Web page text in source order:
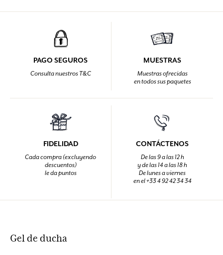
PAGO SEGUROS
Consulta nuestros T&C
MUESTRAS
Muestras ofrecidas
en todos sus paquetes
FIDELIDAD
Cada compra (excluyendo
descuentos)
le da puntos
CONTÁCTENOS
De las 9 a las 12 h
y de las 14 a las 18 h
De lunes a viernes
en el +33 4 92 42 34 34
Gel de ducha